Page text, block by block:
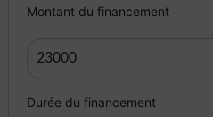
Montant du financement
Durée du financement